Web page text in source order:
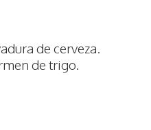
de cerveza.
de trigo.